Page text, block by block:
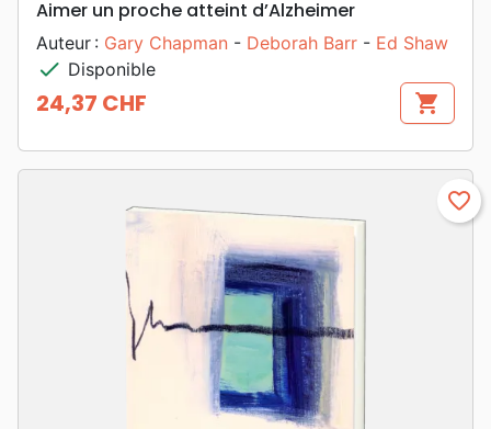
Aimer un proche atteint d’Alzheimer
Auteur : Gary Chapman - Deborah Barr - Ed Shaw
check Disponible
Prix
24,37 CHF shopping_cart
favorite_border